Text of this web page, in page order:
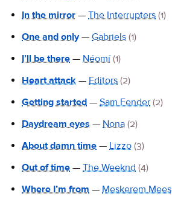
In the mirror — The Interrupters (1)
One and only— Gabriels (1)
I’ll be there — Néomí (1)
Heart attack — Editors (2)
Getting started — Sam Fender (2)
Daydream eyes — Nona (2)
About damn time — Lizzo (3)
Out of time — The Weeknd (4)
Where I’m from — Meskerem Mees